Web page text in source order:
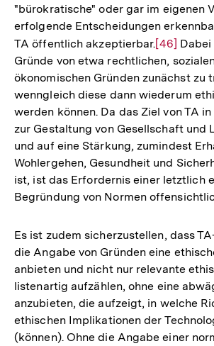
der
Fußnote
"bürokratische" oder gar im eigenen
erfolgende Entscheidungen
TA öffentlich akzeptierbar.Zur
Auflösung
der
Fußnote
[46]
Gründe von etwa rechtlichen,
ökonomischen Gründen zunächst zu
wenngleich diese dann wiederum
werden können. Da das Ziel von TA
zur Gestaltung von Gesellschaft und
und auf eine Stärkung, zumindest
Wohlergehen, Gesundheit und
ist, ist das Erfordernis einer letztlich
Begründung von Normen
Es ist zudem sicherzustellen, dass
die Angabe von Gründen eine
anbieten und nicht nur relevante
listenartig aufzählen, ohne eine
anzubieten, die aufzeigt, in welche
ethischen Implikationen der
(können). Ohne die Angabe einer